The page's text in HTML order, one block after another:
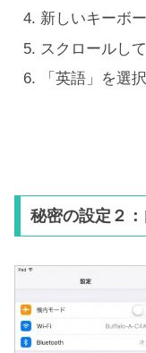
新しいキーボ
スクロールし
「英語」を選択
秘密の設定２